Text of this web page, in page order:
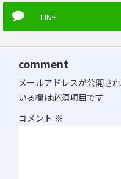
LINE
comment
メールアドレスが公開さ
いる欄は必須項目です
コメント ※